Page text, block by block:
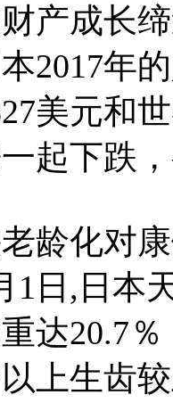
产成长
2017年
美元和
起下跌
龄化对
1日,日本
达20.7
上生齿